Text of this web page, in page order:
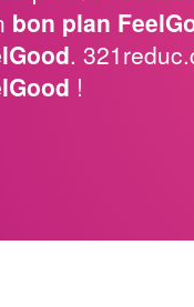
bon plan
.
!